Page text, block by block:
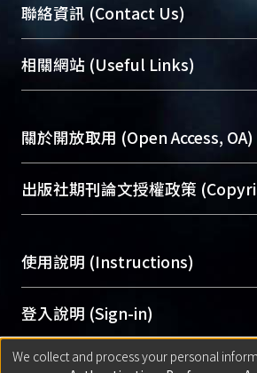
臺大位居世界頂尖大學之列，為
展現本校豐碩的研究成果及學術
機構典藏（NTUR）與學術庫（
台，成為臺大學術典藏NTU
成果。
To permanently archive and
profiles and scholarly works,
services of “NTU Repository”
聯絡資訊 (Contact Us)
總館學科館員(Main Library)
醫學圖書館學科館員(Medical
Sciences Library)
相關網站 (Useful Links)
關於開放取用 (Open Access, OA)
開放取用是從使用者角度提升資
動，應用在學術研究上是透過將
用逐年攀升。同時可加速研究發
Archive）平台。 （點選深入了解
出版社期刊論文授權政策
含部分內容的版權非匯入者所
助與合作完成，請確認該版權
意提供此授權。
Please represent that the
original work, and that you
使用說明 (Instructions)
網站簡介(Quickstart Guide)
使用手冊(Instruction Manual)
線上預約服務(Booking
登入說明 (Sign-in)
方案一：臺灣大學計算機中心
匯入著作 (Submission)
We collect and process your personal